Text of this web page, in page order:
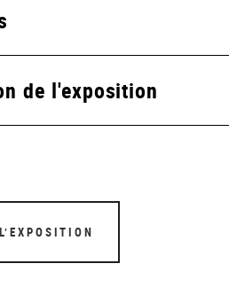
de l'exposition